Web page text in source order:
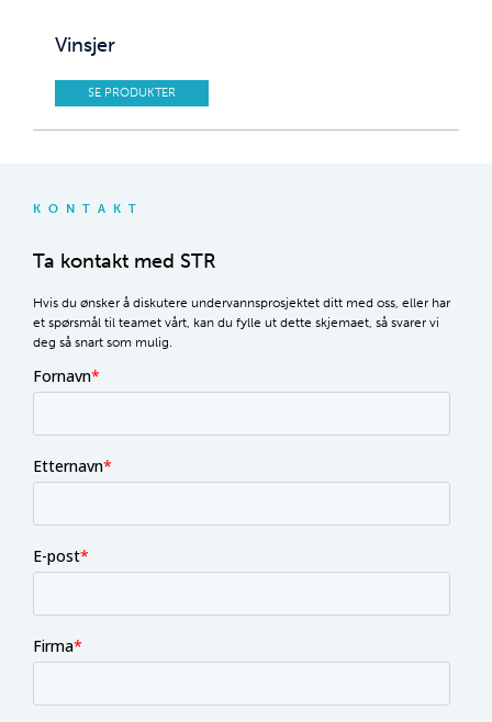
Vinsjer
SE PRODUKTER
KONTAKT
Ta kontakt med STR
Hvis du ønsker å diskutere undervannsprosjektet ditt med oss, eller har
et spørsmål til teamet vårt, kan du fylle ut dette skjemaet, så svarer vi
deg så snart som mulig.